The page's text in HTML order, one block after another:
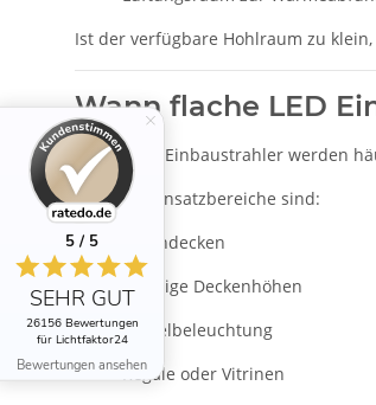
Ist der verfügbare Hohlraum zu
Wann flache LED
Flache LED Einbaustrahler werden
Typische Einsatzbereiche sind:
Betondecken
niedrige Deckenhöhen
Möbelbeleuchtung
Regale oder Vitrinen
5 / 5
SEHR GUT
26156 Bewertungen
für Lichtfaktor24
Bewertungen ansehen